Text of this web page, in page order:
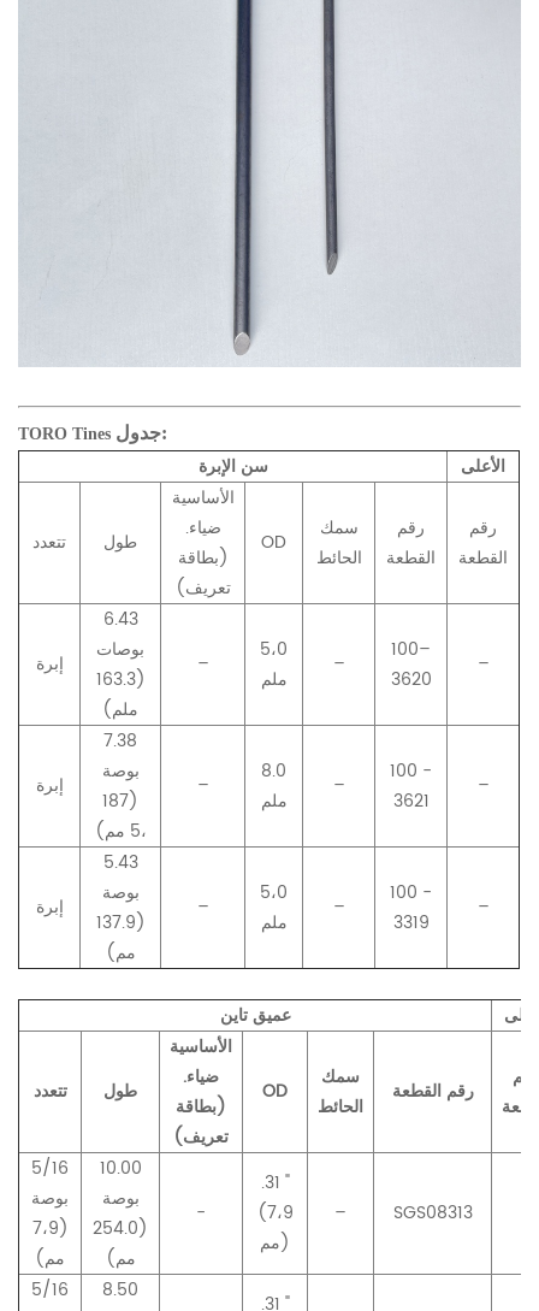
TORO Tines جدول:
سن الإبرة الأعلى
تتعدد طول
الأساسية
ضياء.
(بطاقة
تعريف)
OD
سمك
الحائط
رقم
القطعة
رقم
القطعة
إبرة
6.43
بوصات
(163.3
ملم)
–
5،0
ملم
–
100–
3620
–
إبرة
7.38
بوصة
(187
،5 مم)
–
8.0
ملم
–
100 -
3621
–
إبرة
5.43
بوصة
(137.9
مم)
–
5،0
ملم
–
100 -
3319
–
عميق تاين
تتعدد طول
الأساسية
ضياء.
(بطاقة
تعريف)
OD
سمك
الحائط
رقم القطعة
رقم
5/16
بوصة
(7،9
مم)
10.00
بوصة
(254.0
مم)
-
.31 "
(7،9
مم)
– SGS08313
5/16
8.50
.31 "